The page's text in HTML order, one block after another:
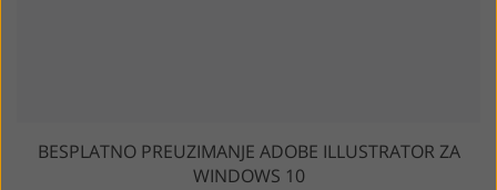
BESPLATNO PREUZIMANJE ADOBE ILLUSTRATOR ZA
WINDOWS 10